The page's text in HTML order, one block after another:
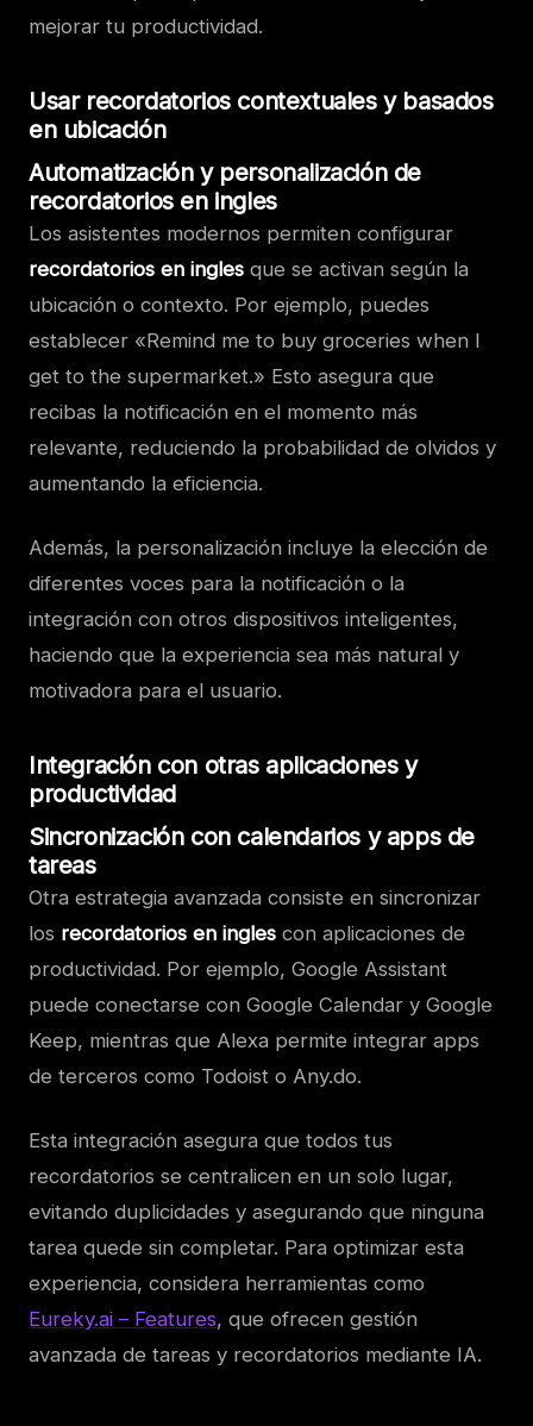
mejorar tu productividad.
Usar recordatorios contextuales y basados
en ubicación
Automatización y personalización de
recordatorios en ingles
Los asistentes modernos permiten configurar
recordatorios en ingles que se activan según la
ubicación o contexto. Por ejemplo, puedes
establecer «Remind me to buy groceries when I
get to the supermarket.» Esto asegura que
recibas la notificación en el momento más
relevante, reduciendo la probabilidad de olvidos y
aumentando la eficiencia.
Además, la personalización incluye la elección de
diferentes voces para la notificación o la
integración con otros dispositivos inteligentes,
haciendo que la experiencia sea más natural y
motivadora para el usuario.
Integración con otras aplicaciones y
productividad
Sincronización con calendarios y apps de
tareas
Otra estrategia avanzada consiste en sincronizar
los recordatorios en ingles con aplicaciones de
productividad. Por ejemplo, Google Assistant
puede conectarse con Google Calendar y Google
Keep, mientras que Alexa permite integrar apps
de terceros como Todoist o Any.do.
Esta integración asegura que todos tus
recordatorios se centralicen en un solo lugar,
evitando duplicidades y asegurando que ninguna
tarea quede sin completar. Para optimizar esta
experiencia, considera herramientas como
Eureky.ai – Features, que ofrecen gestión
avanzada de tareas y recordatorios mediante IA.